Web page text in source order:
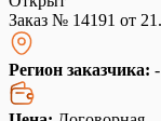
Заказ № 14191 от
Регион заказчика: -